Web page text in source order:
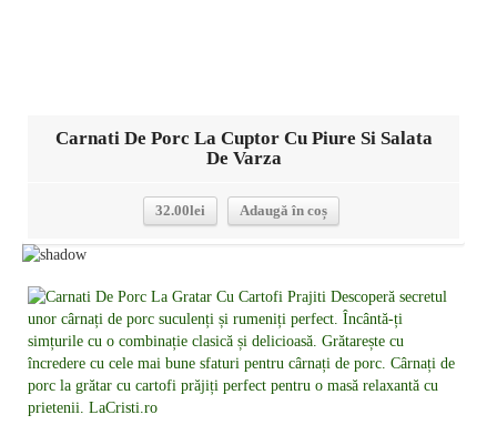
Carnati De Porc La Cuptor Cu Piure Si Salata
De Varza
32.00lei Adaugă în coș
Detalii